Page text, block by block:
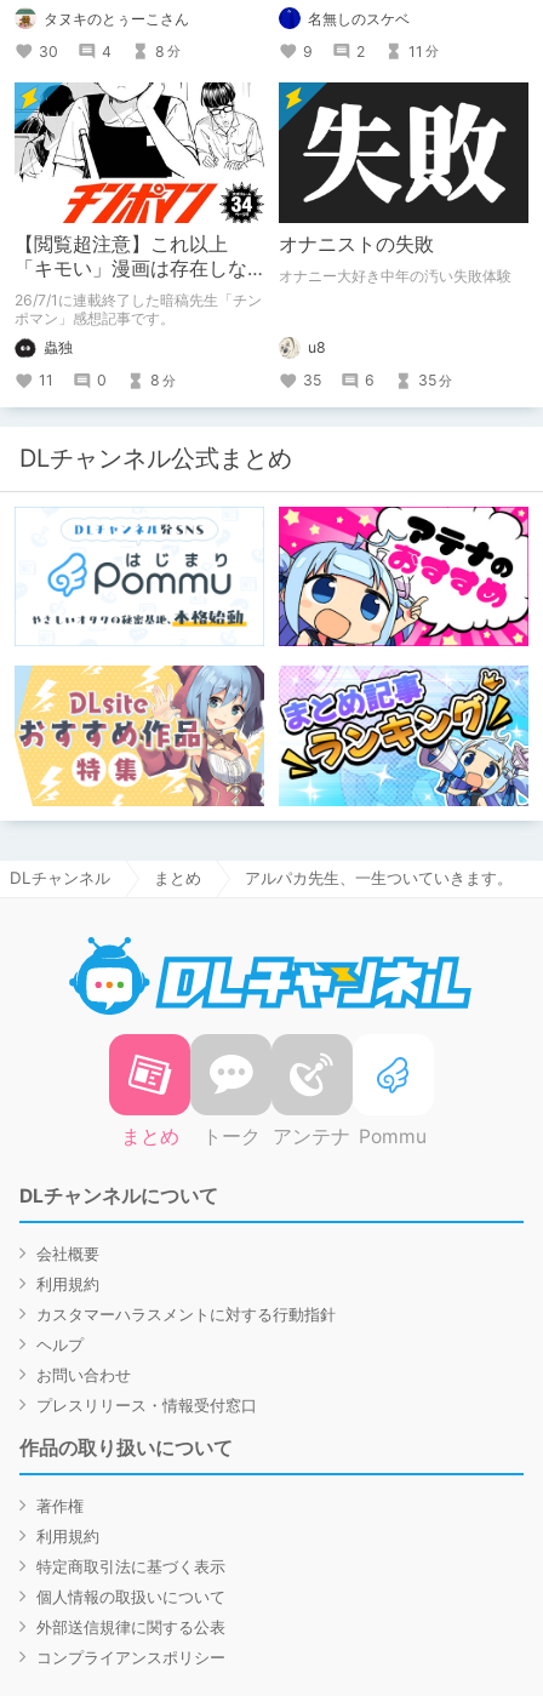
タヌキのとぅーこさん
30
4 8 分
名無しのスケベ
9
2 11 分
【閲覧超注意】これ以上
「キモい」漫画は存在しな
い？チンポマンとかいう
「魂の殺人」の完成形
26/7/1に連載終了した暗稿先生「チン
ポマン」感想記事です。
蟲独
11
0 8 分
オナニストの失敗
オナニー大好き中年の汚い失敗体験
u8
35
6 35分
DLチャンネル公式まとめ
DLチャンネル まとめ アルパカ先生、一生ついていきます。
まとめ トーク アンテナ Pommu
DLチャンネルについて
会社概要
利用規約
カスタマーハラスメントに対する行動指針
ヘルプ
お問い合わせ
プレスリリース・情報受付窓口
作品の取り扱いについて
著作権
利用規約
特定商取引法に基づく表示
個人情報の取扱いについて
外部送信規律に関する公表
コンプライアンスポリシー